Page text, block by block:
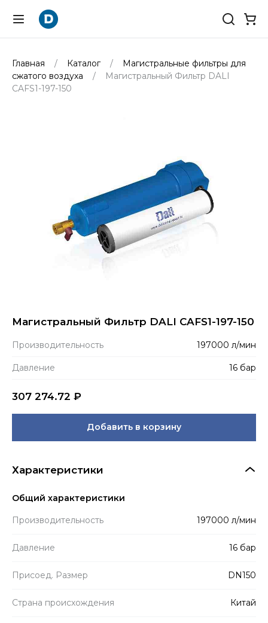
Главная Каталог
Магистральные фильтры для
сжатого воздуха
Магистральный Фильтр DALI
CAFS1-197-150
Магистральный Фильтр DALI CAFS1-197-150
Производитель­ность 197000 л/мин
Давление 16 бар
307 274.72 ₽
Добавить в корзину
Характеристики
Общий характеристики
Производитель­ность 197000 л/мин
Давление 16 бар
Присоед. Размер DN150
Страна происхождения Китай